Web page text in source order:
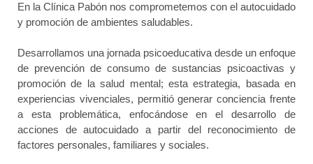
En la Clínica Pabón nos comprometemos con el autocuidado
y promoción de ambientes saludables.
Desarrollamos una jornada psicoeducativa desde un enfoque
de prevención de consumo de sustancias psicoactivas y
promoción de la salud mental; esta estrategia, basada en
experiencias vivenciales, permitió generar conciencia frente
a esta problemática, enfocándose en el desarrollo de
acciones de autocuidado a partir del reconocimiento de
factores personales, familiares y sociales.